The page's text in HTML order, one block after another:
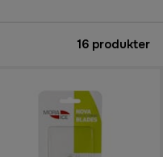
16 produkter